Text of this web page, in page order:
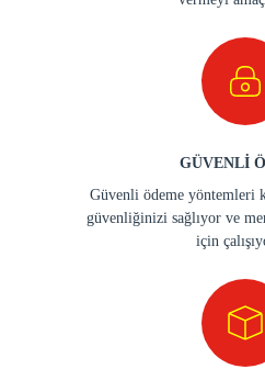
GÜVENLİ
Güvenli ödeme yöntemleri
güvenliğinizi sağlıyor ve
için